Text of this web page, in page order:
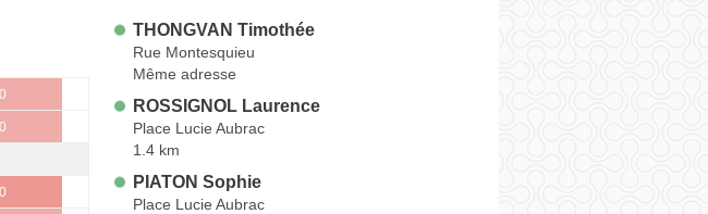
THONGVAN Timothée
Rue Montesquieu
Même adresse
ROSSIGNOL Laurence
Place Lucie Aubrac
1.4 km
PIATON Sophie
Place Lucie Aubrac